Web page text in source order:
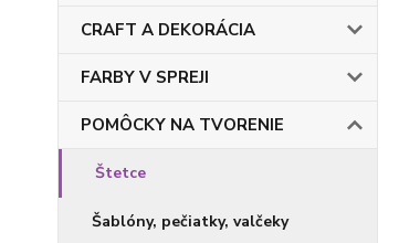
CRAFT A DEKORÁCIA
FARBY V SPREJI
POMÔCKY NA TVORENIE
Štetce
Šablóny, pečiatky, valčeky